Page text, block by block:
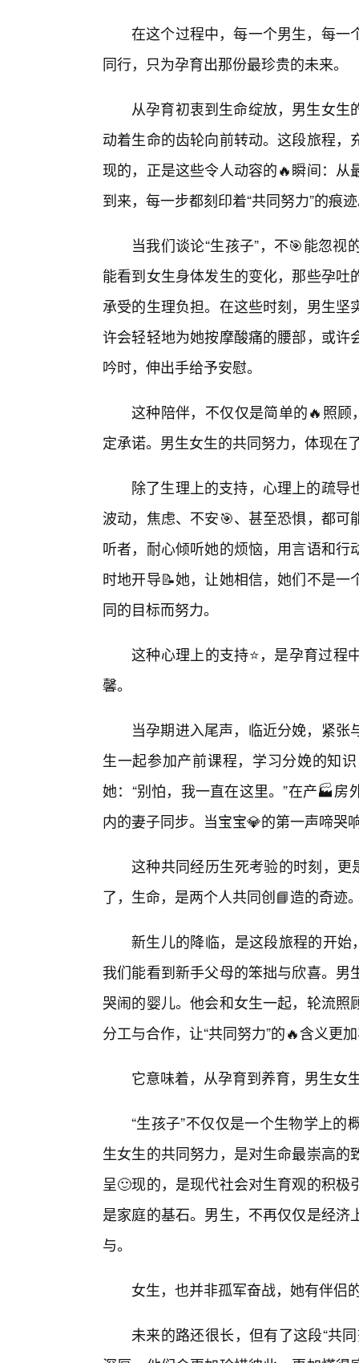
在这个过程中，每一个男生，每一
同行，只为孕育出那份最珍贵的未来。
从孕育初衷到生命绽放，男生女
动着生命的齿轮向前转动。这段旅程
现的，正是这些令人动容的🔥瞬间：
到来，每一步都刻印着“共同努力”的痕
当我们谈论“生孩子”，不🎯能忽
能看到女生身体发生的变化，那些孕
承受的生理负担。在这些时刻，男生
许会轻轻地为她按摩酸痛的腰部，或
吟时，伸出手给予安慰。
这种陪伴，不仅仅是简单的🔥照顾
定承诺。男生女生的共同努力，体现在
除了生理上的支持，心理上的疏
波动，焦虑、不安🎯、甚至恐惧，都
听者，耐心倾听她的烦恼，用言语和
时地开导📝她，让她相信，她们不是
同的目标而努力。
这种心理上的支持⭐，是孕育过程
馨。
当孕期进入尾声，临近分娩，紧
生一起参加产前课程，学习分娩的知
她：“别怕，我一直在这里。”在产🏭
内的妻子同步。当宝宝💎的第一声啼哭
这种共同经历生死考验的时刻，更
了，生命，是两个人共同创📘造的奇迹
新生儿的降临，是这段旅程的开始
我们能看到新手父母的笨拙与欣喜。
哭闹的婴儿。他会和女生一起，轮流
分工与合作，让“共同努力”的🔥含义更
它意味着，从孕育到养育，男生女
“生孩子”不仅仅是一个生物学上
生女生的共同努力，是对生命最崇高
呈🙂现的，是现代社会对生育观的积
是家庭的基石。男生，不再仅仅是经
与。
女生，也并非孤军奋战，她有伴侣
未来的路还很长，但有了这段“共